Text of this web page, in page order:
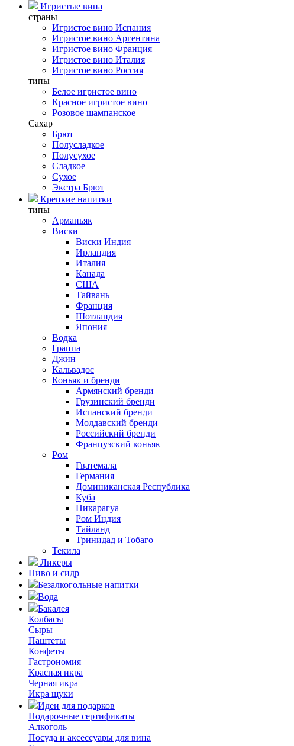
Игристые вина
страны
Игристое вино Испания
Игристое вино Аргентина
Игристое вино Франция
Игристое вино Италия
Игристое вино Россия
типы
Белое игристое вино
Красное игристое вино
Розовое шампанское
Сахар
Брют
Полусладкое
Полусухое
Сладкое
Сухое
Экстра Брют
Крепкие напитки
типы
Арманьяк
Виски
Виски Индия
Ирландия
Италия
Канада
США
Тайвань
Франция
Шотландия
Япония
Водка
Граппа
Джин
Кальвадос
Коньяк и бренди
Армянский бренди
Грузинский бренди
Испанский бренди
Молдавский бренди
Российский бренди
Французский коньяк
Ром
Гватемала
Германия
Доминиканская Республика
Куба
Никарагуа
Ром Индия
Тайланд
Тринидад и Тобаго
Текила
Ликеры
Пиво и сидр
Безалкогольные напитки
Вода
Бакалея
Колбасы
Сыры
Паштеты
Конфеты
Гастрономия
Красная икра
Черная икра
Икра щуки
Идеи для подарков
Подарочные сертификаты
Алкоголь
Посуда и аксессуары для вина